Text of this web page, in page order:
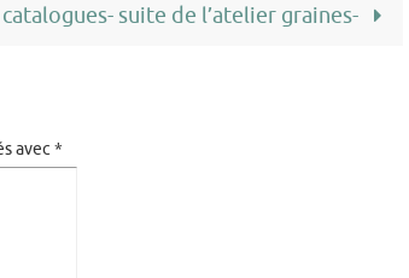
suite de l’atelier graines-
avec*